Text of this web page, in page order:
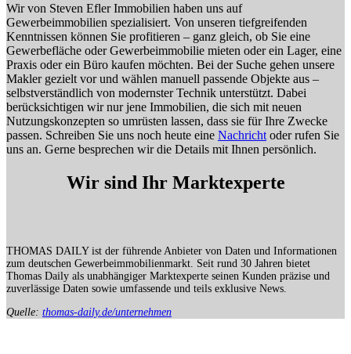
Wir von Steven Efler Immobilien haben uns auf
Gewerbeimmobilien spezialisiert. Von unseren tiefgreifenden
Kenntnissen können Sie profitieren – ganz gleich, ob Sie eine
Gewerbefläche oder Gewerbeimmobilie mieten oder ein Lager, eine
Praxis oder ein Büro kaufen möchten. Bei der Suche gehen unsere
Makler gezielt vor und wählen manuell passende Objekte aus –
selbstverständlich von modernster Technik unterstützt. Dabei
berücksichtigen wir nur jene Immobilien, die sich mit neuen
Nutzungskonzepten so umrüsten lassen, dass sie für Ihre Zwecke
passen. Schreiben Sie uns noch heute eine Nachricht oder rufen Sie
uns an. Gerne besprechen wir die Details mit Ihnen persönlich.
Wir sind Ihr Marktexperte
THOMAS DAILY ist der führende Anbieter von Daten und Informationen
zum deutschen Gewerbeimmobilienmarkt. Seit rund 30 Jahren bietet
Thomas Daily als unabhängiger Marktexperte seinen Kunden präzise und
zuverlässige Daten sowie umfassende und teils exklusive News.
Quelle: thomas-daily.de/unternehmen